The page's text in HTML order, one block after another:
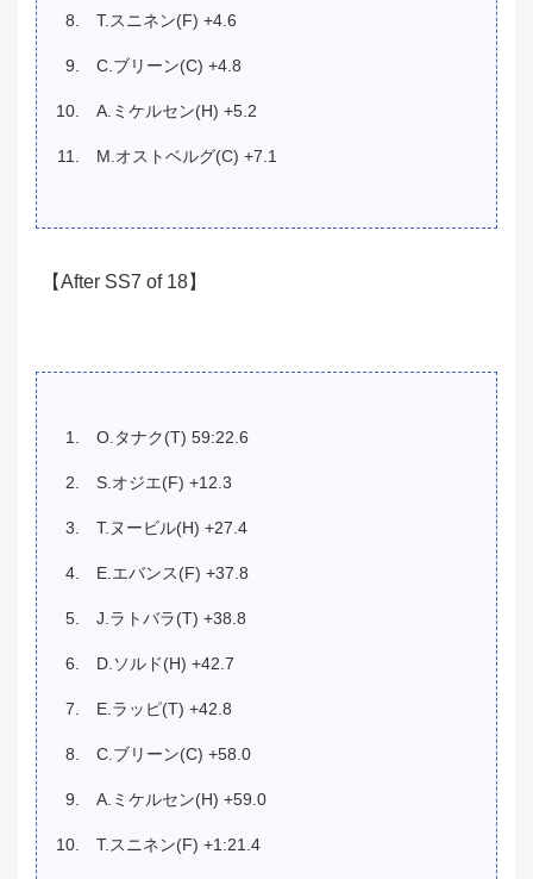
T.スニネン(F) +4.6
C.ブリーン(C) +4.8
A.ミケルセン(H) +5.2
M.オストベルグ(C) +7.1
【After SS7 of 18】
O.タナク(T) 59:22.6
S.オジエ(F) +12.3
T.ヌービル(H) +27.4
E.エバンス(F) +37.8
J.ラトバラ(T) +38.8
D.ソルド(H) +42.7
E.ラッピ(T) +42.8
C.ブリーン(C) +58.0
A.ミケルセン(H) +59.0
T.スニネン(F) +1:21.4